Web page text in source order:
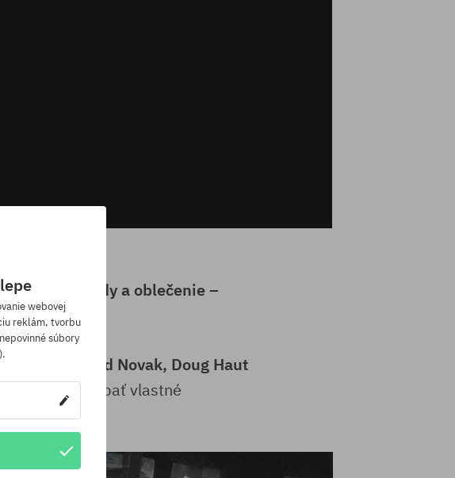
skateboardy a oblečenie –
–
Richard Novak, Doug Haut
Začali vyrábať vlastné
.
webovej
reklám, tvorbu
súbory